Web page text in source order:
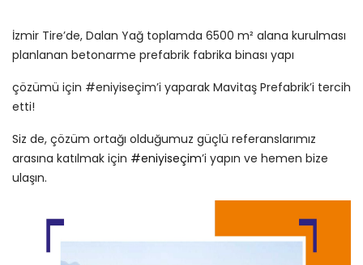
İzmir Tire’de, Dalan Yağ toplamda 6500 m² alana kurulması
planlanan betonarme prefabrik fabrika binası yapı
çözümü için #eniyiseçim’i yaparak Mavitaş Prefabrik’i tercih
etti!
Siz de, çözüm ortağı olduğumuz güçlü referanslarımız
arasına katılmak için #eniyiseçim’i yapın ve hemen bize
ulaşın.